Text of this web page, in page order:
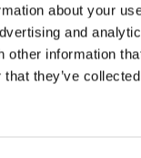
about your
and
other information
they’ve